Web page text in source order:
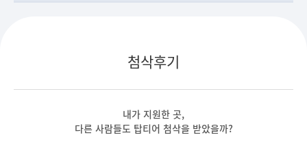
첨삭후기
내가 지원한 곳,
다른 사람들도 탑티어 첨삭을 받았을까?